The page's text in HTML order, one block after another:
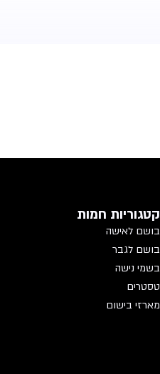
קטגוריות חמות
בושם לאישה
בושם לגבר
בשמי נישה
טסטרים
מארזי בישום